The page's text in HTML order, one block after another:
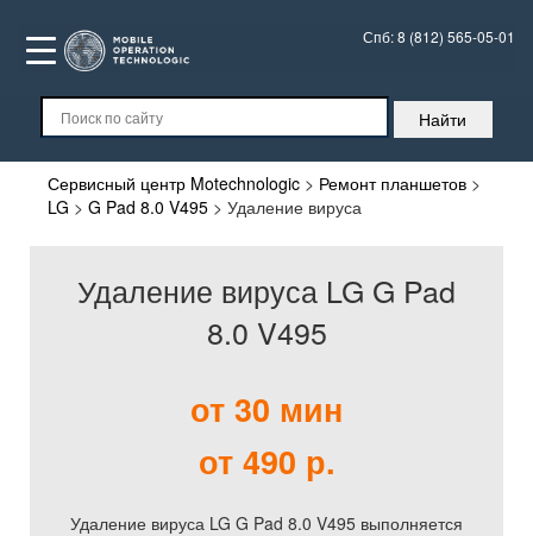
Спб:8 (812) 565-05-01
Сервисный центр Motechnologic > Ремонт планшетов >
LG > G Pad 8.0 V495 > Удаление вируса
Удаление вируса LG G Pad
8.0 V495
от 30 мин
от 490 р.
Удаление вируса LG G Pad 8.0 V495 выполняется